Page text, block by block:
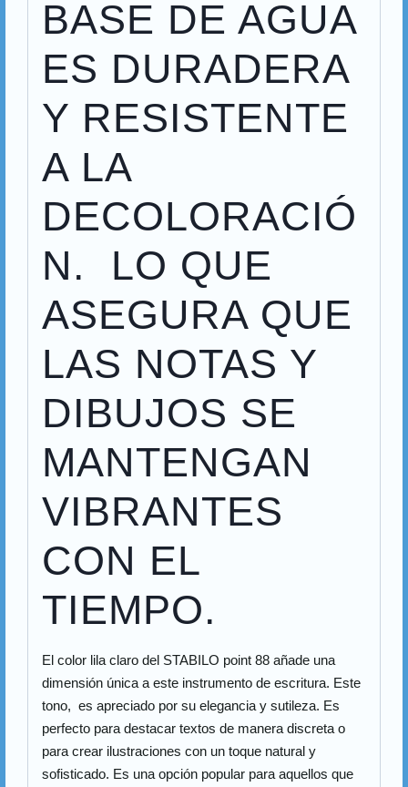
BASE DE AGUA
ES DURADERA
Y RESISTENTE
A LA
DECOLORACIÓ
N. LO QUE
ASEGURA QUE
LAS NOTAS Y
DIBUJOS SE
MANTENGAN
VIBRANTES
CON EL
TIEMPO.
El color lila claro del STABILO point 88 añade una
dimensión única a este instrumento de escritura. Este
tono, es apreciado por su elegancia y sutileza. Es
perfecto para destacar textos de manera discreta o
para crear ilustraciones con un toque natural y
sofisticado. Es una opción popular para aquellos que